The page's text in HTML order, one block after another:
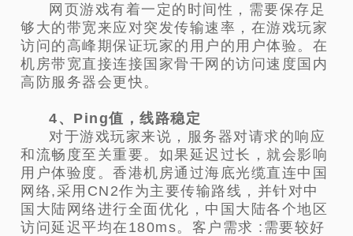
网页游戏有着一定的时间性，需要保存足
够大的带宽来应对突发传输速率，在游戏玩家
访问的高峰期保证玩家的用户的用户体验。在
机房带宽直接连接国家骨干网的访问速度国内
高防服务器会更快。
4、Ping值，线路稳定
对于游戏玩家来说，服务器对请求的响应
和流畅度至关重要。如果延迟过长，就会影响
用户体验度。香港机房通过海底光缆直连中国
网络,采用CN2作为主要传输路线，并针对中
国大陆网络进行全面优化，中国大陆各个地区
访问延迟平均在180ms。客户需求 :需要较好